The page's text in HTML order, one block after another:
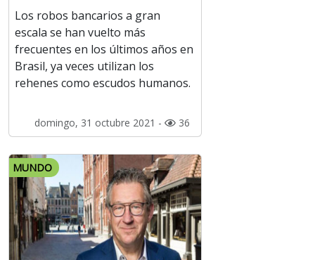
Los robos bancarios a gran
escala se han vuelto más
frecuentes en los últimos años en
Brasil, ya veces utilizan los
rehenes como escudos humanos.
domingo, 31 octubre 2021 - 36
MUNDO